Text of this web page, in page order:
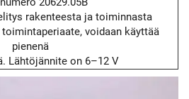
rakenteesta ja toiminnasta
voidaan käyttää
pienenä
Lähtöjännite on 6–12 V